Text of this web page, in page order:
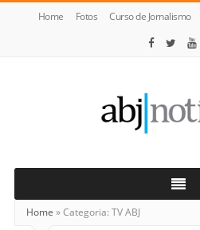
Home Fotos Curso de Jornalismo
Notícias
Home »Categoria: TV ABJ